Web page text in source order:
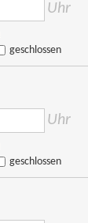
Uhr
geschlossen
Uhr
geschlossen